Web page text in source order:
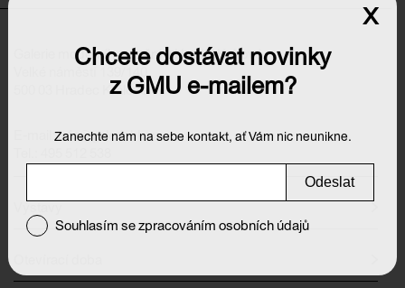
Galerie moderního umění v Hradci Králové
500 03 Hradec Králové
E-mail:info@galeriehk.cz
Chcete dostávat novinky
z GMU e-mailem?
Zanechte nám na sebe kontakt, ať Vám nic neunikne.
Odeslat
Souhlasím se zpracováním osobních údajů
x